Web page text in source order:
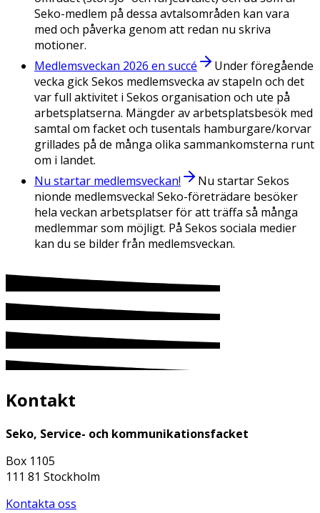
Seko-medlem på dessa avtalsområden kan vara
med och påverka genom att redan nu skriva
motioner.
Medlemsveckan 2026 en succé
Under föregående
vecka gick Sekos medlemsvecka av stapeln och det
var full aktivitet i Sekos organisation och ute på
arbetsplatserna. Mängder av arbetsplatsbesök med
samtal om facket och tusentals hamburgare/korvar
grillades på de många olika sammankomsterna runt
om i landet.
Nu startar medlemsveckan!
Nu startar Sekos
nionde medlemsvecka! Seko-företrädare besöker
hela veckan arbetsplatser för att träffa så många
medlemmar som möjligt. På Sekos sociala medier
kan du se bilder från medlemsveckan.
Kontakt
Seko, Service- och kommunikationsfacket
Box 1105
111 81 Stockholm
Kontakta oss